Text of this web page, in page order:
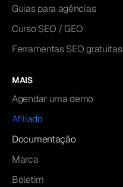
Guias para agências
Curso SEO / GEO
Ferramentas SEO gratuitas
MAIS
Agendar uma demo
Afiliado
Documentação
Marca
Boletim